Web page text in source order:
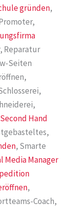
gründen,
Reparatur
Seiten
Second Hand
, Smarte
Media Manager
,
Coach,